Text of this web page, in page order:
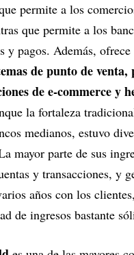
permite a los
que permite a los
y pagos. Además,
de punto de venta,
de e-commerce y
la fortaleza
medianos, estuvo
mayor parte de sus
y transacciones, y
años con los
de ingresos bastante